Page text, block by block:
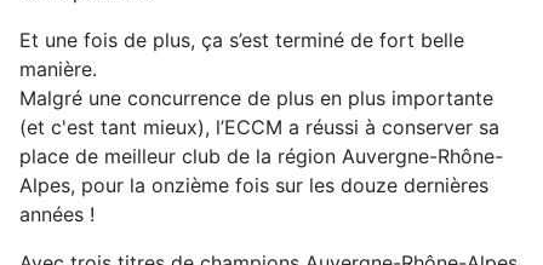
Et une fois de plus, ça s’est terminé de fort belle
manière.
Malgré une concurrence de plus en plus importante
(et c'est tant mieux), l’ECCM a réussi à conserver sa
place de meilleur club de la région Auvergne-Rhône-
Alpes, pour la onzième fois sur les douze dernières
années !